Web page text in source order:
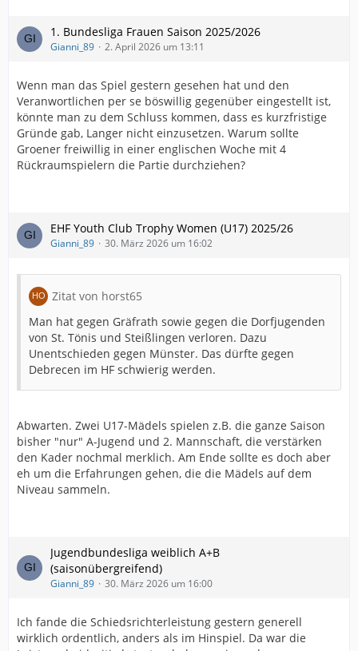
1. Bundesliga Frauen Saison 2025/2026
Gianni_89 2. April 2026 um 13:11
Wenn man das Spiel gestern gesehen hat und den
Veranwortlichen per se böswillig gegenüber eingestellt ist,
könnte man zu dem Schluss kommen, dass es kurzfristige
Gründe gab, Langer nicht einzusetzen. Warum sollte
Groener freiwillig in einer englischen Woche mit 4
Rückraumspielern die Partie durchziehen?
EHF Youth Club Trophy Women (U17) 2025/26
Gianni_89 30. März 2026 um 16:02
Zitat von horst65
Man hat gegen Gräfrath sowie gegen die Dorfjugenden
von St. Tönis und Steißlingen verloren. Dazu
Unentschieden gegen Münster. Das dürfte gegen
Debrecen im HF schwierig werden.
Abwarten. Zwei U17-Mädels spielen z.B. die ganze Saison
bisher "nur" A-Jugend und 2. Mannschaft, die verstärken
den Kader nochmal merklich. Am Ende sollte es doch aber
eh um die Erfahrungen gehen, die die Mädels auf dem
Niveau sammeln.
Jugendbundesliga weiblich A+B
(saisonübergreifend)
Gianni_89 30. März 2026 um 16:00
Ich fande die Schiedsrichterleistung gestern generell
wirklich ordentlich, anders als im Hinspiel. Da war die